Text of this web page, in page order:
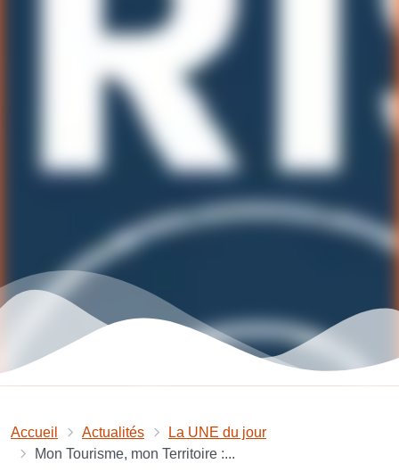
Accueil Actualités
La UNE du jour
Mon Tourisme, mon Territoire :...